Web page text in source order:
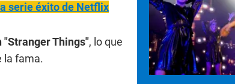
serie éxito de Netflix
"Stranger Things", lo que
la fama.